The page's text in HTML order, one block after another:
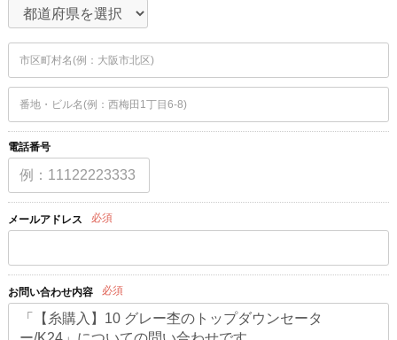
電話番号
メールアドレス 必須
お問い合わせ内容 必須